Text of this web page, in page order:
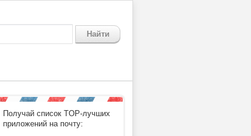
Найти
Получай список TOP-лучших
приложений на почту: